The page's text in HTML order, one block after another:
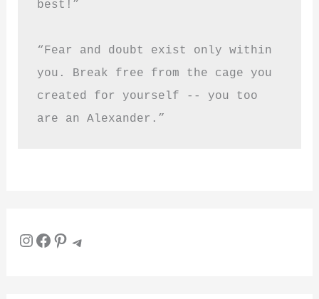
best!”
“Fear and doubt exist only within
you. Break free from the cage you
created for yourself -- you too
are an Alexander.”
InstagramFacebook Pinterest Telegram